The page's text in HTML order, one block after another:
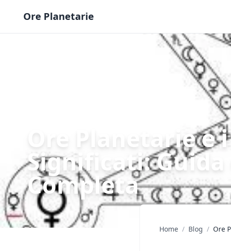
Ore Planetarie
Ore Planetarie e i
Significati:
Completa
Home / Blog / Ore